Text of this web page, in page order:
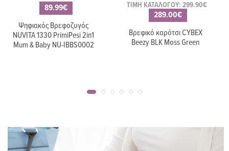
89.99€
Ψηφιακός Βρεφοζυγός
NUVITA 1330 PrimiPesi 2in1
Mum & Baby NU-IBBS0002
ΤΙΜΗ ΚΑΤΑΛΟΓΟΥ: 299.90€
289.00€
Βρεφικό καρότσι CYBEX
Beezy BLK Moss Green